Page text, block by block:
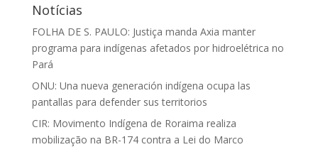
Notícias
FOLHA DE S. PAULO: Justiça manda Axia manter
programa para indígenas afetados por hidroelétrica no
Pará
ONU: Una nueva generación indígena ocupa las
pantallas para defender sus territorios
CIR: Movimento Indígena de Roraima realiza
mobilização na BR-174 contra a Lei do Marco